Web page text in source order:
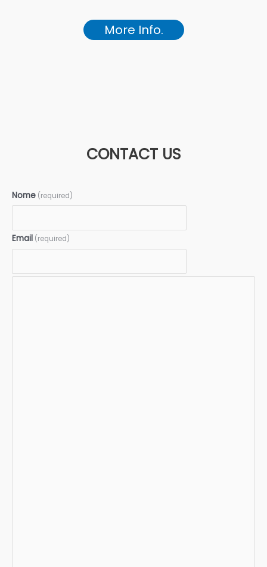
More Info.
CONTACT US
Nome (required)
Email (required)